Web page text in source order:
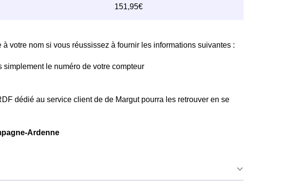
votre nom si vous réussissez à fournir les informations suivantes :
le numéro de votre compteur
dédié au service client de de Margut pourra les retrouver en se
Ardenne